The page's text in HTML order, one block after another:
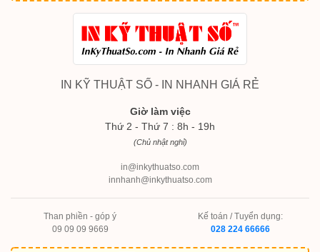
IN KỸ THUẬT SỐ - IN NHANH GIÁ RẺ
Giờ làm việc
Thứ 2 - Thứ 7 : 8h - 19h
(Chủ nhật nghỉ)
in@inkythuatso.com
innhanh@inkythuatso.com
Than phiền - góp ý
09 09 09 9669
Kế toán / Tuyển dụng:
028 224 66666